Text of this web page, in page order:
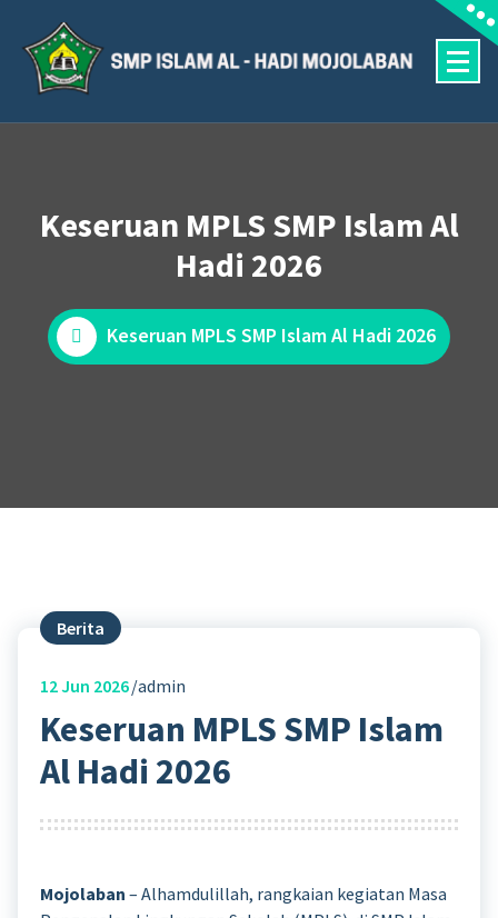
content
Keseruan MPLS SMP Islam Al
Hadi 2026
Keseruan MPLS SMP Islam Al Hadi 2026
Berita
12Jun 2026 admin
Keseruan MPLS SMP Islam
Al Hadi 2026
Mojolaban – Alhamdulillah, rangkaian kegiatan Masa